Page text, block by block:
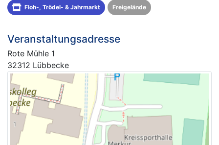
Floh-, Trödel- & Jahrmarkt Freigelände
Veranstaltungsadresse
Rote Mühle 1
32312 Lübbecke